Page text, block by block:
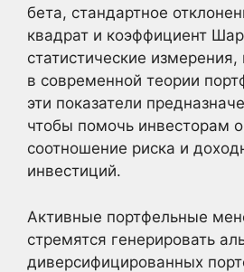
бета, стандартное
квадрат и коэффициент
статистические
в современной теории
эти показатели
чтобы помочь инвесторам
соотношение риска и
инвестиций.
Активные портфельные
стремятся генерировать
диверсифицированных